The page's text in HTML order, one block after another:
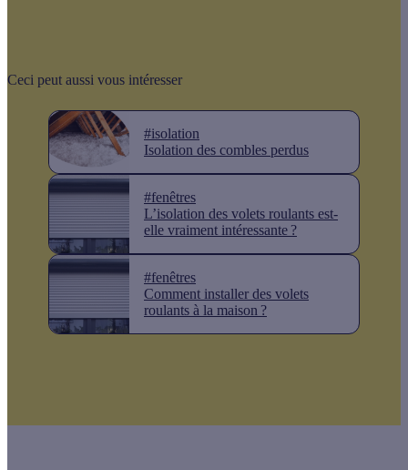
Ceci peut aussi vous intéresser
#isolation
Isolation des combles perdus
#fenêtres
L’isolation des volets roulants est-
elle vraiment intéressante ?
#fenêtres
Comment installer des volets
roulants à la maison ?